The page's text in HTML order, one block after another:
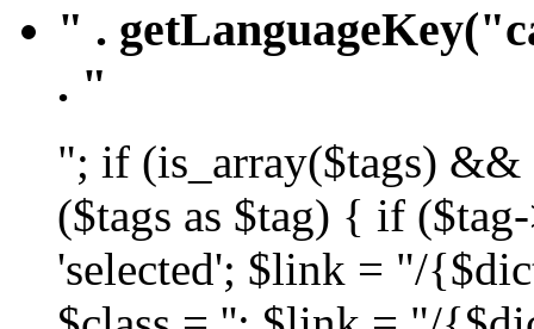
" .
. "
"; if (is_array($tags) &&
($tags as $tag) { if
'selected'; $link = "/